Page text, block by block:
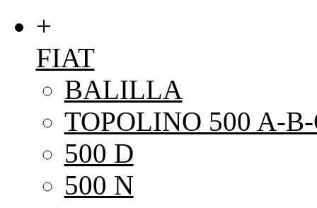
+
FIAT
BALILLA
TOPOLINO 500 A-
500 D
500 N